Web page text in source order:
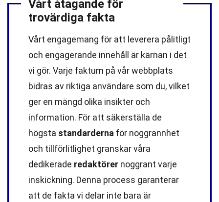
Vårt åtagande för
trovärdiga fakta
Vårt engagemang för att leverera pålitligt
och engagerande innehåll är kärnan i det
vi gör. Varje faktum på vår webbplats
bidras av riktiga användare som du, vilket
ger en mängd olika insikter och
information. För att säkerställa de
högsta standarderna för noggrannhet
och tillförlitlighet granskar våra
dedikerade redaktörer noggrant varje
inskickning. Denna process garanterar
att de fakta vi delar inte bara är